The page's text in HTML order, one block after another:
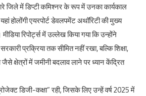
जिले में डिप्टी कमिश्नर के रूप में उनका कार्यकाल
होलोंगी एयरपोर्ट डेवलपमेंट अथॉरिटी की मुख्य
मीडिया रिपोर्ट्स में उल्लेख किया गया कि उन्होंने
प्रक्रिया तक सीमित नहीं रखा, बल्कि शिक्षा,
क्षेत्रों में जमीनी बदलाव लाने पर ध्यान केंद्रित
डिजी-कक्षा” रही, जिसके लिए उन्हें वर्ष 2025 में